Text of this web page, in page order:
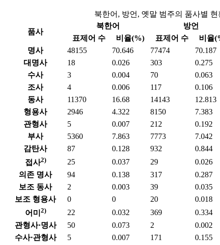
북한어, 방언, 옛말 범주의 품사별 현
품사
북한어
방언
표제어 수
비율(%) 표제어 수
비율
명사
48155 70.646 77474
70.187
대명사
18 0.026 303
0.275
수사
3 0.004 70
0.063
조사
4 0.006 117
0.106
동사
11370 16.68 14143
12.813
형용사
2946 4.322 8150
7.383
관형사
5 0.007 212
0.192
부사
5360 7.863 7773
7.042
감탄사
87 0.128 932
0.844
접사2) 25 0.037 29
0.026
의존 명사
94 0.138 317
0.287
보조 동사
2 0.003 39
0.035
보조 형용사
0 0 20
0.018
어미 2) 22 0.032 369
0.334
관형사·명사
50 0.073 2
0.002
수사·관형사
5 0.007 171
0.155